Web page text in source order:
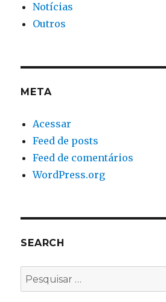
Notícias
Outros
META
Acessar
Feed de posts
Feed de comentários
WordPress.org
SEARCH
Pesquisar
por: